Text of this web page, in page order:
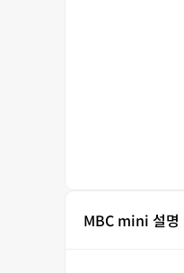
MBC mini 설명